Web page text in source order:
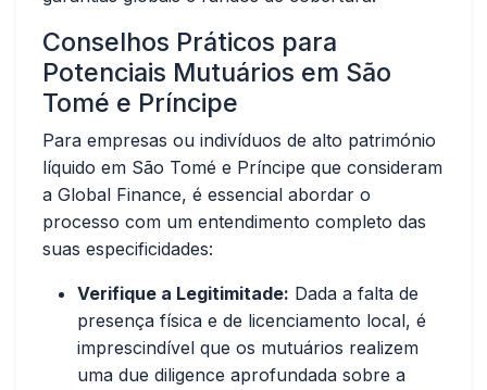
Conselhos Práticos para
Potenciais Mutuários em São
Tomé e Príncipe
Para empresas ou indivíduos de alto património
líquido em São Tomé e Príncipe que consideram
a Global Finance, é essencial abordar o
processo com um entendimento completo das
suas especificidades:
Verifique a Legitimitade: Dada a falta de
presença física e de licenciamento local, é
imprescindível que os mutuários realizem
uma due diligence aprofundada sobre a